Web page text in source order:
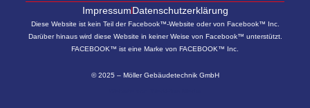
ImpressumDatenschutzerklärung
Diese Website ist kein Teil der Facebook™-Website oder von Facebook™ Inc.
Darüber hinaus wird diese Website in keiner Weise von Facebook™ unterstützt.
FACEBOOK™ ist eine Marke von FACEBOOK™ Inc.
© 2025 – Möller Gebäudetechnik GmbH